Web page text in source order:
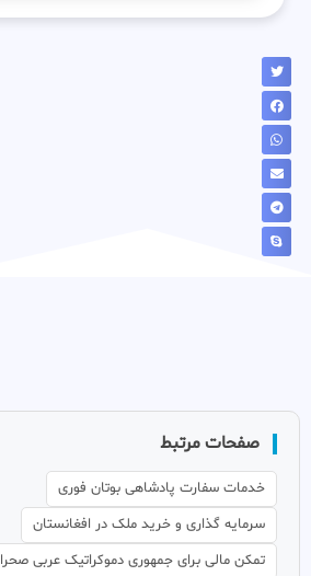
صفحات مرتبط
خدمات سفارت پادشاهی بوتان فوری
سرمایه گذاری و خرید ملک در افغانستان
تمکن مالی برای جمهوری دموکراتیک عربی صحرا